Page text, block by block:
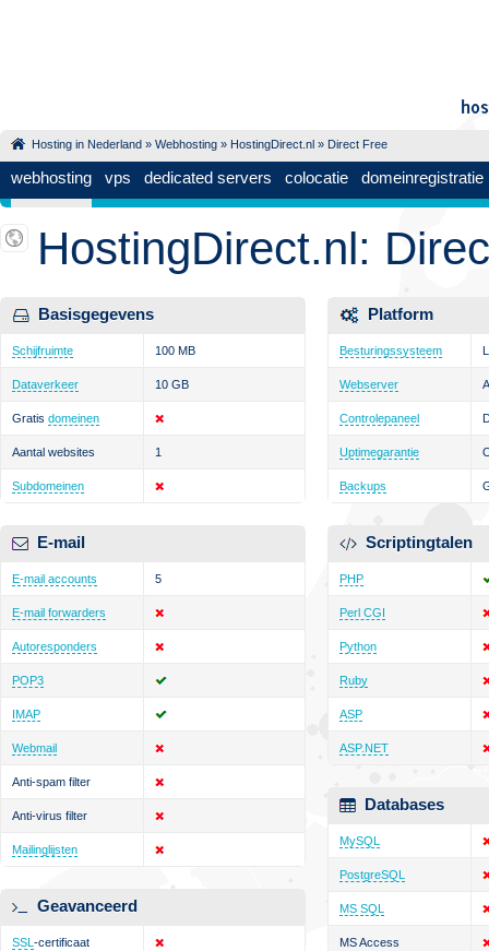
Hosting in Nederland » Webhosting » HostingDirect.nl » Direct Free
webhosting vps dedicated servers colocatie domeinregistratie
HostingDirect.nl:
Basisgegevens
Schijfruimte 100 MB
Dataverkeer 10 GB
Gratis domeinen
Aantal websites 1
Subdomeinen
E-mail
E-mail accounts 5
E-mail forwarders
Autoresponders
POP3
IMAP
Webmail
Anti-spam filter
Anti-virus filter
Mailinglijsten
Geavanceerd
SSL -certificaat
Platform
Besturingssysteem
Webserver
Controlepaneel
Uptimegarantie
Backups
Scriptingtalen
PHP
Perl CGI
Python
Ruby
ASP
ASP.NET
Databases
MySQL
PostgreSQL
MS SQL
MS Access